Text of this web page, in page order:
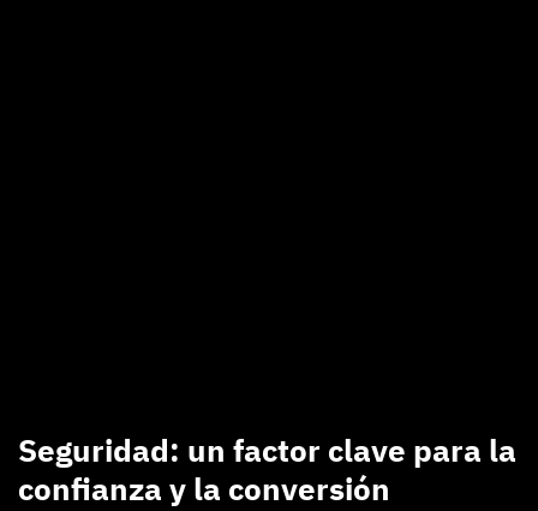
Seguridad: un factor clave para la
confianza y la conversión